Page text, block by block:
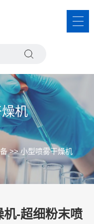
机
>>小型喷雾干燥机
-超细粉末喷